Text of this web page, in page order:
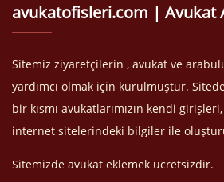
avukatofisleri.com | Avukat
Sitemiz ziyaretçilerin , avukat ve
yardımcı olmak için kurulmuştur.
bir kısmı avukatlarımızın kendi
internet sitelerindeki bilgiler ile
Sitemizde avukat eklemek ücretsizdir.